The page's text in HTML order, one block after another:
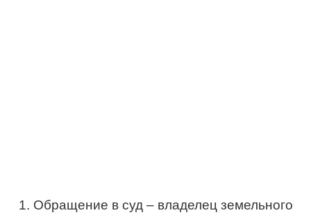
Обращение в суд – владелец земельного